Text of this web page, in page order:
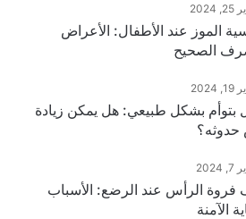
2024
الموز عند الأطفال: الأعراض
الصحيح
2024
بتوأم بشكل طبيعي: هل يمكن زيادة
فروة الرأس عند الرضع: الأسباب
الآمنة